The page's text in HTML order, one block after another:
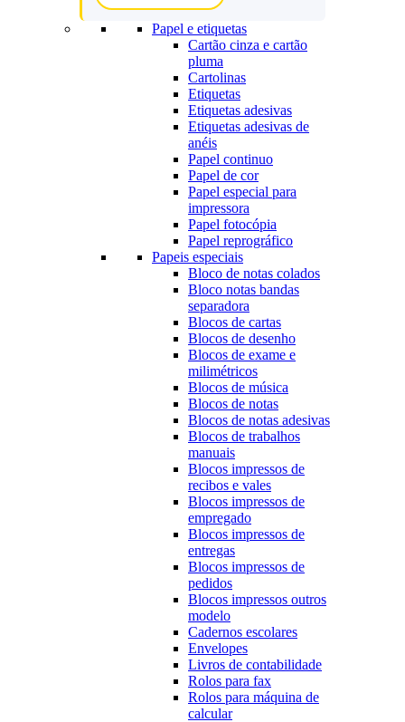
Papel e etiquetas
Cartão cinza e cartão
pluma
Cartolinas
Etiquetas
Etiquetas adesivas
Etiquetas adesivas de
anéis
Papel continuo
Papel de cor
Papel especial para
impressora
Papel fotocópia
Papel reprográfico
Papeis especiais
Bloco de notas colados
Bloco notas bandas
separadora
Blocos de cartas
Blocos de desenho
Blocos de exame e
milimétricos
Blocos de música
Blocos de notas
Blocos de notas adesivas
Blocos de trabalhos
manuais
Blocos impressos de
recibos e vales
Blocos impressos de
empregado
Blocos impressos de
entregas
Blocos impressos de
pedidos
Blocos impressos outros
modelo
Cadernos escolares
Envelopes
Livros de contabilidade
Rolos para fax
Rolos para máquina de
calcular